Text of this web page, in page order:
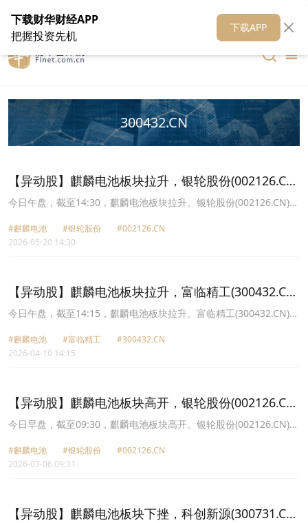
在线客服 关于我们 财华媒体矩阵 财华智库
300432.CN
【异动股】麒麟电池板块拉升，银轮股份(002126.CN)
涨10.01%
今日午盘，截至14:30，麒麟电池板块拉升。银轮股份(002126.CN)涨
材(301238.CN)涨5.80%报21.89元，科创新源(300731.CN)涨5.17%
报94.65元，富临精工(300432.CN)涨4.09%报24.97元，银邦股份
#麒麟电池 #银轮股份
#002126.CN
2026-05-20 14:30
【异动股】麒麟电池板块拉升，富临精工(300432.CN)
涨8.33%
今日午盘，截至14:15，麒麟电池板块拉升。富临精工(300432.CN)涨
新源(300731.CN)涨4.83%报69.43元，铭利达(301268.CN)涨4.15%
报22.58元，瑞泰新材(301238.CN)涨3.80%报20.21元，银轮股份
#麒麟电池 #富临精工
#300432.CN
2026-04-10 14:15
【异动股】麒麟电池板块高开，银轮股份(002126.CN)
涨6.08%
今日早盘，截至09:30，麒麟电池板块高开。银轮股份(002126.CN)涨
(301268.CN)涨1.70%报22.69元，科创新源(300731.CN)涨1.58%报
75.3元，富临精工(300432.CN)涨0.49%报16.53元。
#麒麟电池 #银轮股份
#002126.CN
2026-03-06 09:31
【异动股】麒麟电池板块下挫，科创新源(300731.CN)
下载财华财经APP
把握投资先机
下载APP